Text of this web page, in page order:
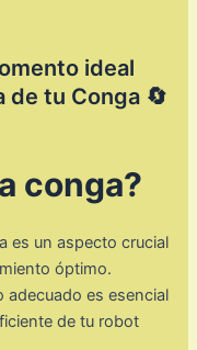
ideal
de tu Conga 🔄
conga?
es un aspecto crucial
óptimo.
adecuado es esencial
de tu robot